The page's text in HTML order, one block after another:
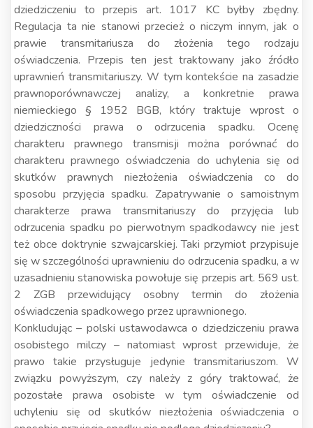
dziedziczeniu to przepis art. 1017 KC byłby zbędny.
Regulacja ta nie stanowi przecież o niczym innym, jak o
prawie transmitariusza do złożenia tego rodzaju
oświadczenia. Przepis ten jest traktowany jako źródło
uprawnień transmitariuszy. W tym kontekście na zasadzie
prawnoporównawczej analizy, a konkretnie prawa
niemieckiego § 1952 BGB, który traktuje wprost o
dziedziczności prawa o odrzucenia spadku. Ocenę
charakteru prawnego transmisji można porównać do
charakteru prawnego oświadczenia do uchylenia się od
skutków prawnych niezłożenia oświadczenia co do
sposobu przyjęcia spadku. Zapatrywanie o samoistnym
charakterze prawa transmitariuszy do przyjęcia lub
odrzucenia spadku po pierwotnym spadkodawcy nie jest
też obce doktrynie szwajcarskiej. Taki przymiot przypisuje
się w szczególności uprawnieniu do odrzucenia spadku, a w
uzasadnieniu stanowiska powołuje się przepis art. 569 ust.
2 ZGB przewidujący osobny termin do złożenia
oświadczenia spadkowego przez uprawnionego.
Konkludując – polski ustawodawca o dziedziczeniu prawa
osobistego milczy – natomiast wprost przewiduje, że
prawo takie przysługuje jedynie transmitariuszom. W
związku powyższym, czy należy z góry traktować, że
pozostałe prawa osobiste w tym oświadczenie od
uchyleniu się od skutków niezłożenia oświadczenia o